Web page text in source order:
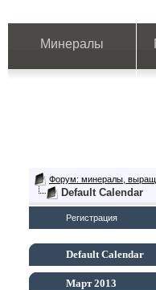
Минералы
Форум: минералы,
Default Calendar
Регистрация
Default Calendar
Март 2013